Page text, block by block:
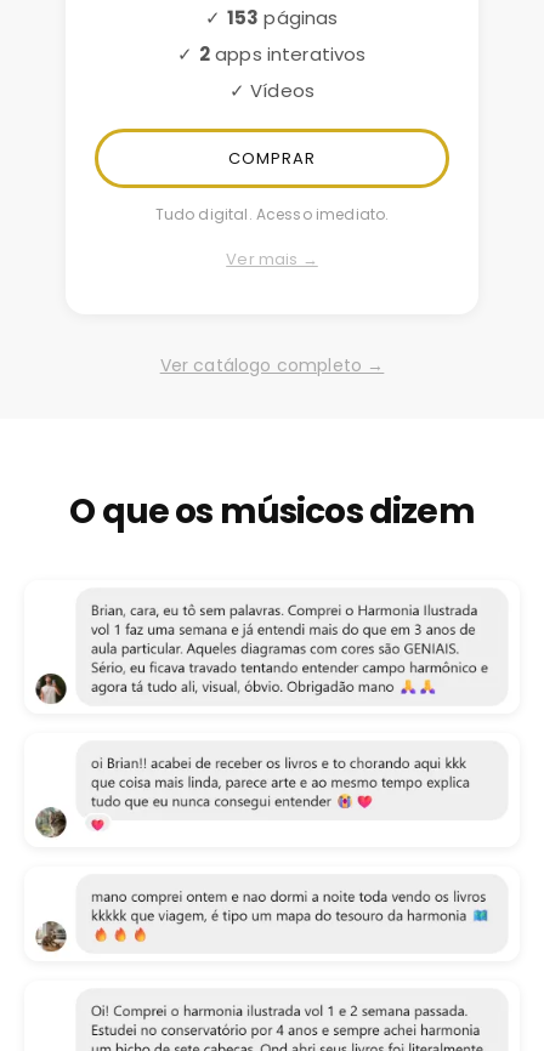
✓ 153 páginas
✓ 2apps interativos
✓ Vídeos
COMPRAR
Tudo digital. Acesso imediato.
Ver mais →
Ver catálogo completo →
O que os músicos dizem